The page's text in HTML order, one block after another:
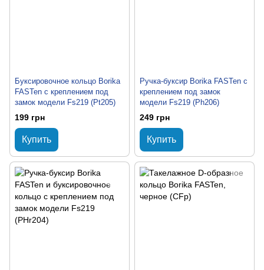
Буксировочное кольцо Borika
FASTen с креплением под
замок модели Fs219 (Pt205)
199 грн
Купить
Ручка-буксир Borika FASTen с
креплением под замок
модели Fs219 (Ph206)
249 грн
Купить